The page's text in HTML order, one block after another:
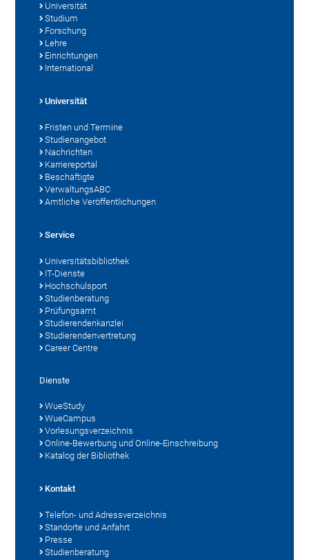
Universität
Studium
Forschung
Lehre
Einrichtungen
International
Universität
Fristen und Termine
Studienangebot
Nachrichten
Karriereportal
Beschäftigte
VerwaltungsABC
Amtliche Veröffentlichungen
Service
Universitätsbibliothek
IT-Dienste
Hochschulsport
Studienberatung
Prüfungsamt
Studierendenkanzlei
Studierendenvertretung
Career Centre
Dienste
WueStudy
WueCampus
Vorlesungsverzeichnis
Online-Bewerbung und Online-Einschreibung
Katalog der Bibliothek
Kontakt
Telefon- und Adressverzeichnis
Standorte und Anfahrt
Presse
Studienberatung